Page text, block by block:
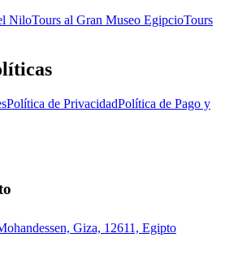
NiloTours al Gran Museo EgipcioTours
Política de PrivacidadPolítica de Pago y
Giza, 12611, Egipto